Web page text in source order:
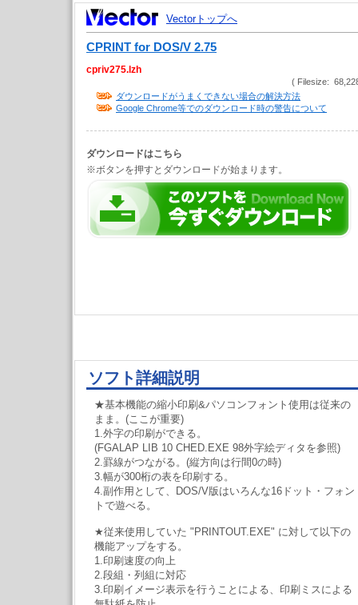
Vectorトップへ
CPRINT for DOS/V 2.75
cpriv275.lzh
( Filesize:
ダウンロードがうまくできない場合の解決方法
Google Chrome等でのダウンロード時の警告について
ダウンロードはこちら
※ボタンを押すとダウンロードが始まります。
ソフト詳細説明
★基本機能の縮小印刷&パソコンフォント使用は従来の
まま。(ここが重要)
1.外字の印刷ができる。
(FGALAP LIB 10 CHED.EXE 98外字絵ディタを参照)
2.罫線がつながる。(縦方向は行間0の時)
3.幅が300桁の表を印刷する。
4.副作用として、DOS/V版はいろんな16ドット・フォン
トで遊べる。
★従来使用していた "PRINTOUT.EXE" に対して以下の
機能アップをする。
1.印刷速度の向上
2.段組・列組に対応
3.印刷イメージ表示を行うことによる、印刷ミスによる